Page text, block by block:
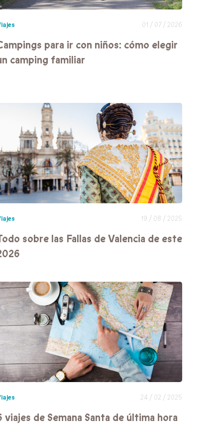
01 / 07 / 2026
para ir con niños: cómo elegir
camping familiar
19 / 08 / 2025
sobre las Fallas de Valencia de este
24 / 02 / 2025
viajes de Semana Santa de última hora